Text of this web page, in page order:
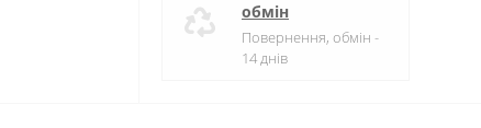
обмін
Повернення, обмін -
14 днів